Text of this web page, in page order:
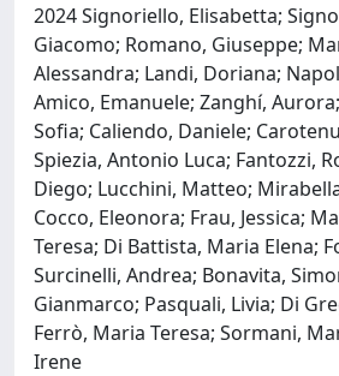
2024 Signoriello, Elisabetta;
Giacomo; Romano, Giuseppe;
Alessandra; Landi, Doriana;
Amico, Emanuele; Zanghí,
Sofia; Caliendo, Daniele;
Spiezia, Antonio Luca; Fantozzi,
Diego; Lucchini, Matteo;
Cocco, Eleonora; Frau, Jessica;
Teresa; Di Battista, Maria Elena;
Surcinelli, Andrea; Bonavita,
Gianmarco; Pasquali, Livia; Di
Ferrò, Maria Teresa; Sormani,
Irene